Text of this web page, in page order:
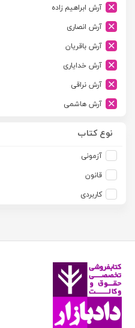
ارسطو
ارشد
اسلامیه
اشکان
اطلاعات
امجد
امید انقلاب
اندیشه عصر
اندیشه های حقوقی
بنگاه ترجمه و نشر کتاب پارسه
بهتاب
آرش ابراهیم زاده
آرش انصاری
آرش باقریان
آرش خدایاری
آرش نراقی
آرش هاشمی
آزاده صادقی
آزیتا قربانی رحیم
آلبرت ون دایسی
آمنه باخدا
آنتونی آگوس
آنتونیو کاسسه
آندره لگراند
نوع کتاب
آزمونی
قانون
کاربردی